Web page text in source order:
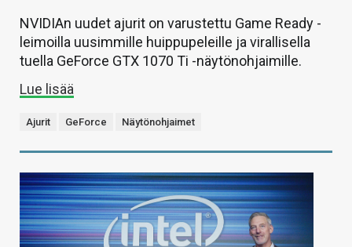
NVIDIAn uudet ajurit on varustettu Game Ready -
leimoilla uusimmille huippupeleille ja virallisella
tuella GeForce GTX 1070 Ti -näytönohjaimille.
Lue lisää
Ajurit GeForce Näytönohjaimet